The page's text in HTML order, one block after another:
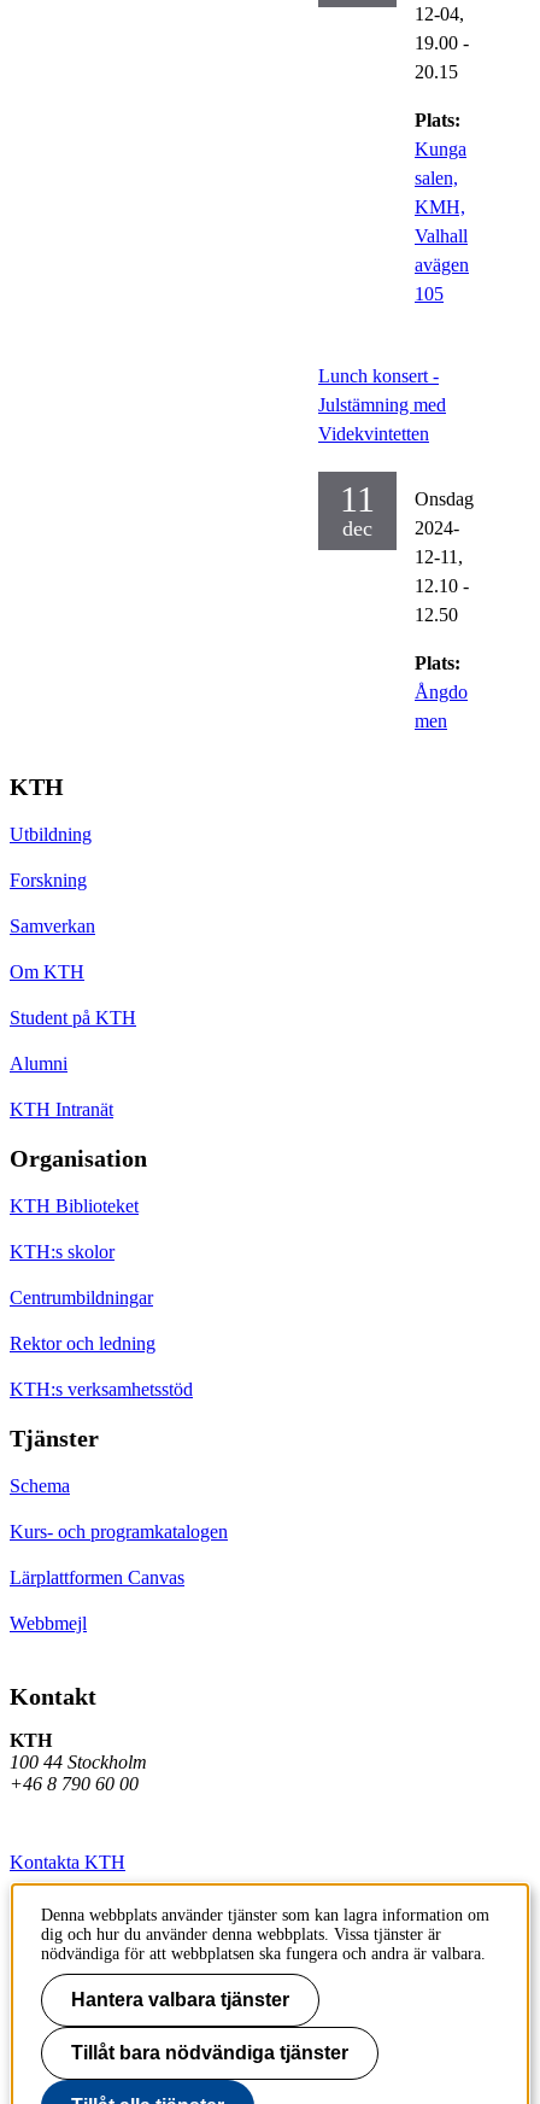
12-04,
19.00 -
20.15
Plats:
Kunga
salen,
KMH,
Valhall
avägen
105
Lunch konsert -
Julstämning med
Videkvintetten
11
dec
Onsdag
2024-
12-11,
12.10 -
12.50
Plats:
Ångdo
men
KTH
Utbildning
Forskning
Samverkan
Om KTH
Student på KTH
Alumni
KTH Intranät
Organisation
KTH Biblioteket
KTH:s skolor
Centrumbildningar
Rektor och ledning
KTH:s verksamhetsstöd
Tjänster
Schema
Kurs- och programkatalogen
Lärplattformen Canvas
Webbmejl
Kontakt
KTH
100 44 Stockholm
+46 8 790 60 00
Kontakta KTH
Jobba på KTH
Press och media
Faktura och betalning KTH
Om KTH:s webbplatser
Tillgänglighetsredogörelse
Denna webbplats använder tjänster som kan lagra information om
dig och hur du använder denna webbplats. Vissa tjänster är
nödvändiga för att webbplatsen ska fungera och andra är valbara.
Hantera valbara tjänster
Tillåt bara nödvändiga tjänster